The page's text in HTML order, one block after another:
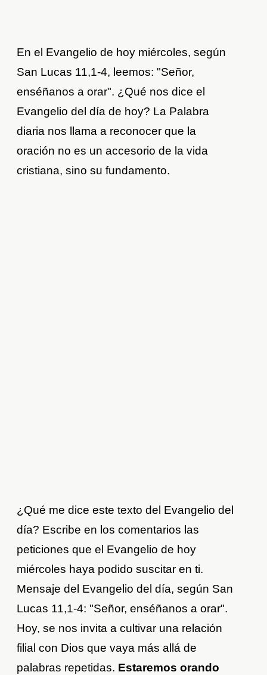
En el Evangelio de hoy miércoles, según
San Lucas 11,1-4, leemos: "Señor,
enséñanos a orar". ¿Qué nos dice el
Evangelio del día de hoy? La Palabra
diaria nos llama a reconocer que la
oración no es un accesorio de la vida
cristiana, sino su fundamento.
¿Qué me dice este texto del Evangelio del
día? Escribe en los comentarios las
peticiones que el Evangelio de hoy
miércoles haya podido suscitar en ti.
Mensaje del Evangelio del día, según San
Lucas 11,1-4: "Señor, enséñanos a orar".
Hoy, se nos invita a cultivar una relación
filial con Dios que vaya más allá de
palabras repetidas. Estaremos orando